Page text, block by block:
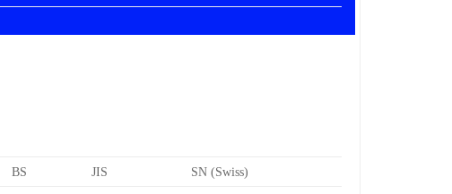
BS JIS SN (Swiss)